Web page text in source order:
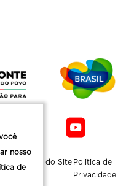
Mapa do Site Politica de
Privacidade
nosso
de